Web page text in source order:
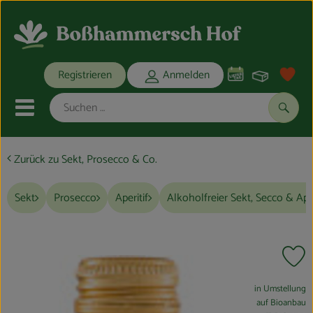
Registrieren Anmelden
Mobiles Menu öffnen oder
Bio-Kochkisten
ANGEBOTE
REGIONALES
Zurück zu Sekt, Prosecco & Co.
Sekt Prosecco Aperitif Alkoholfreier Sekt, Secco &
, Verband:
in Umstellung
auf Bioanbau